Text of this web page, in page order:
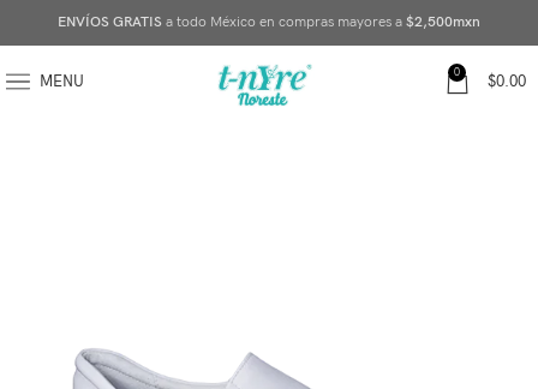
ENVÍOS GRATIS a todo México en compras mayores a $2,500mxn
MENU 0 $0.00